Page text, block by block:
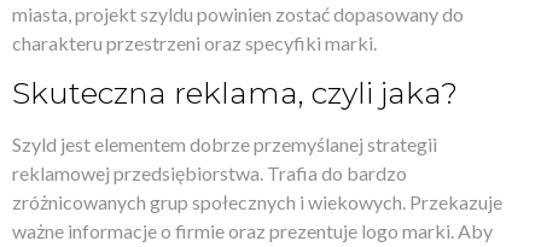
miasta, projekt szyldu powinien zostać dopasowany do
charakteru przestrzeni oraz specyfiki marki.
Skuteczna reklama, czyli jaka?
Szyld jest elementem dobrze przemyślanej strategii
reklamowej przedsiębiorstwa. Trafia do bardzo
zróżnicowanych grup społecznych i wiekowych. Przekazuje
ważne informacje o firmie oraz prezentuje logo marki. Aby